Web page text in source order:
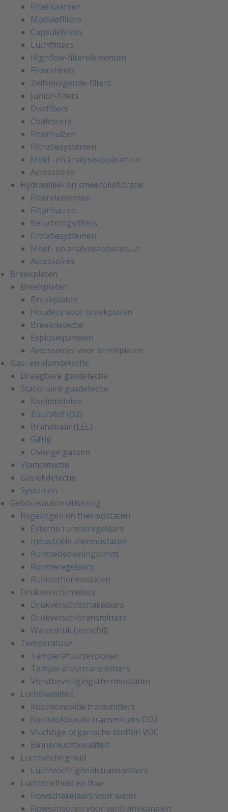
Filterkaarsen
Modulefilters
Capsulefilters
Luchtfilters
Highflow-filterelementen
Filtersheets
Zelfreinigende-filters
Junior-filters
Discfilters
Coalescers
Filterhuizen
Filtratiesystemen
Meet- en analyseapparatuur
Accessoires
Hydrauliek- en smeeroliefiltratie
Filterelementen
Filterhuizen
Beluchtingsfilters
Filtratiesystemen
Meet- en analyseapparatuur
Accessoires
Breekplaten
Breekplaten
Breekplaten
Houders voor breekplaten
Breekdetectie
Explosiepanelen
Accessoires voor breekplaten
Gas- en vlamdetectie
Draagbare gasdetectie
Stationaire gasdetectie
Koelmiddelen
Zuurstof (O2)
Brandbaar (LEL)
Giftig
Overige gassen
Vlamdetectie
Gaslekdetectie
Systemen
Gebouwautomatisering
Regelingen en thermostaten
Externe ruimteregelaars
Industriële thermostaten
Ruimtebedieningsunits
Ruimteregelaars
Ruimtethermostaten
Drukverschilmeters
Drukverschilschakelaars
Drukverschiltransmitters
Waterdruk (verschil)
Temperatuur
Temperatuursensoren
Temperatuurtransmitters
Vorstbeveiligingsthermostaten
Luchtkwaliteit
Koolmonoxide transmitters
Koolstofdioxide transmitters CO2
Vluchtige organische stoffen VOC
Binnenluchtkwaliteit
Luchtvochtigheid
Luchtvochtigheidstransmitters
Luchtsnelheid en flow
Flowschakelaars voor water
Flowsensoren voor ventilatiekanalen